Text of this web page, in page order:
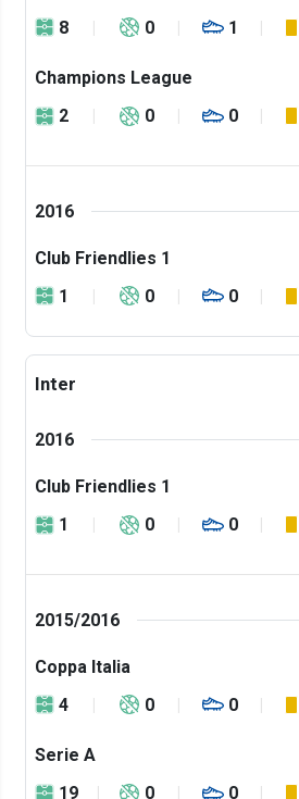
8
0 1
Champions League
2
0 0
2016
Club Friendlies 1
1
0 0
Inter
2016
Club Friendlies 1
1
0 0
2015/2016
Coppa Italia
4
0 0
Serie A
19
0 0